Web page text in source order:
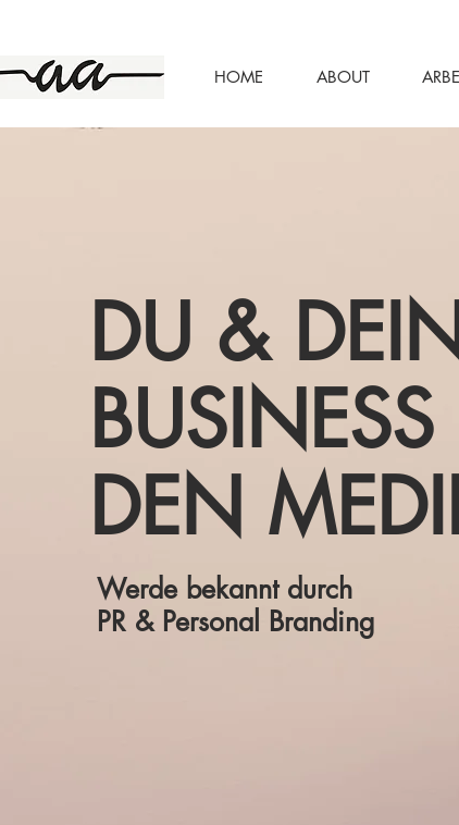
HOME ABOUT
DU &
DEN
Werde bekannt durch
PR & Personal Branding